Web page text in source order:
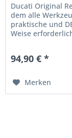
Ducati Original
dem alle
praktische und
Weise
94,90 € *
Merken